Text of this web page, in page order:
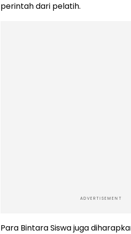
perintah dari pelatih.
ADVERTISEMENT
Para Bintara Siswa juga